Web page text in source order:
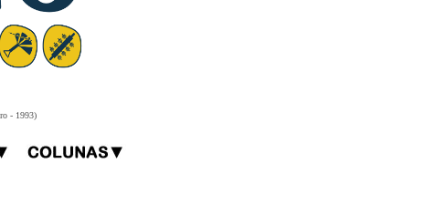
- 1993)